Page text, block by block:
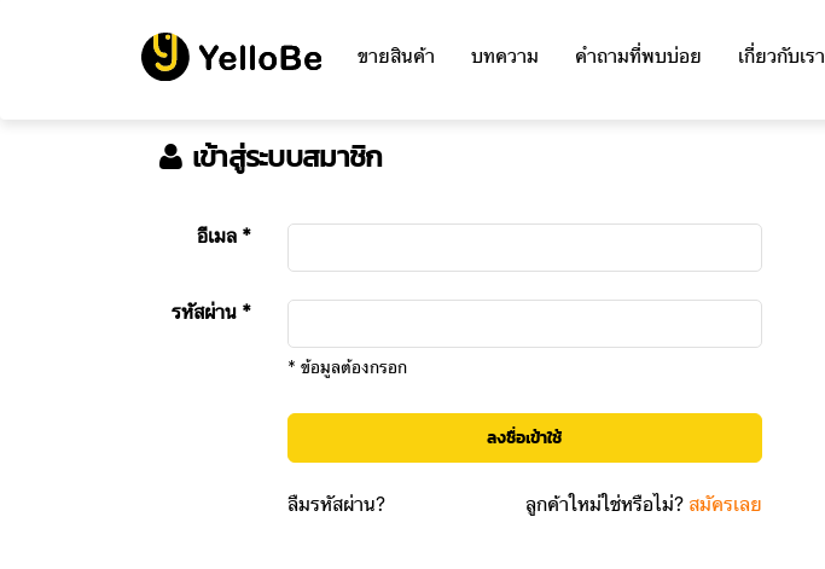
ขายสินค้า บทความ คำถามที่พบบ่อย เกี่ยวกับเรา
เข้าสู่ระบบสมาชิก
อีเมล *
รหัสผ่าน *
* ข้อมูลต้องกรอก
ลงชื่อเข้าใช้
ลืมรหัสผ่าน? ลูกค้าใหม่ใช่หรือไม่?สมัครเลย